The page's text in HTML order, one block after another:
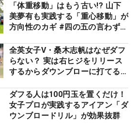
「体重移動」はもう古い!? 山下
美夢有も実践する「重心移動」が
方向性のカギ #四の五の言わず振
全英女子V・桑木志帆はなぜダフ
らない？ 実は右ヒジをリリース
するからダウンブローに打てる #
ダフる人は100円玉を置くだけ！
女子プロが実践するアイアン「ダ
ウンブロードリル」が効果抜群